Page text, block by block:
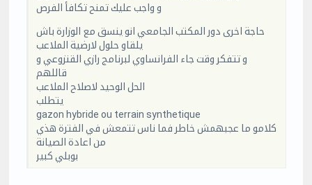
و واجب عليك تمنح تكافأ الفرص
حاجة اخرى دور المكتب الجامعي انو ينسق مع الوزارة باش
يلقاو حلول لارضية الملاعب
و تتفكر وقت جاء الفرانساوي لبرنامج رازي القنزوعي و
قاللهم
الحل الوحيد لاصلاح الملاعب
يتطلب
gazon hybride ou terrain synthetique
كلامو ما عجبهمش خاطر فما ناس تتمعش في الفترة هذي
من اعادة الصيانة
بوبلي كبير